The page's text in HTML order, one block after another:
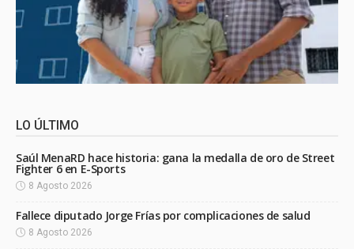
LO ÚLTIMO
Saúl MenaRD hace historia: gana la medalla de oro de Street
Fighter 6 en E-Sports
8 Agosto 2026
Fallece diputado Jorge Frías por complicaciones de salud
8 Agosto 2026